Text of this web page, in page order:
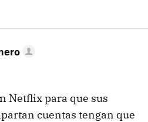
Netflix para que sus
cuentas tengan que